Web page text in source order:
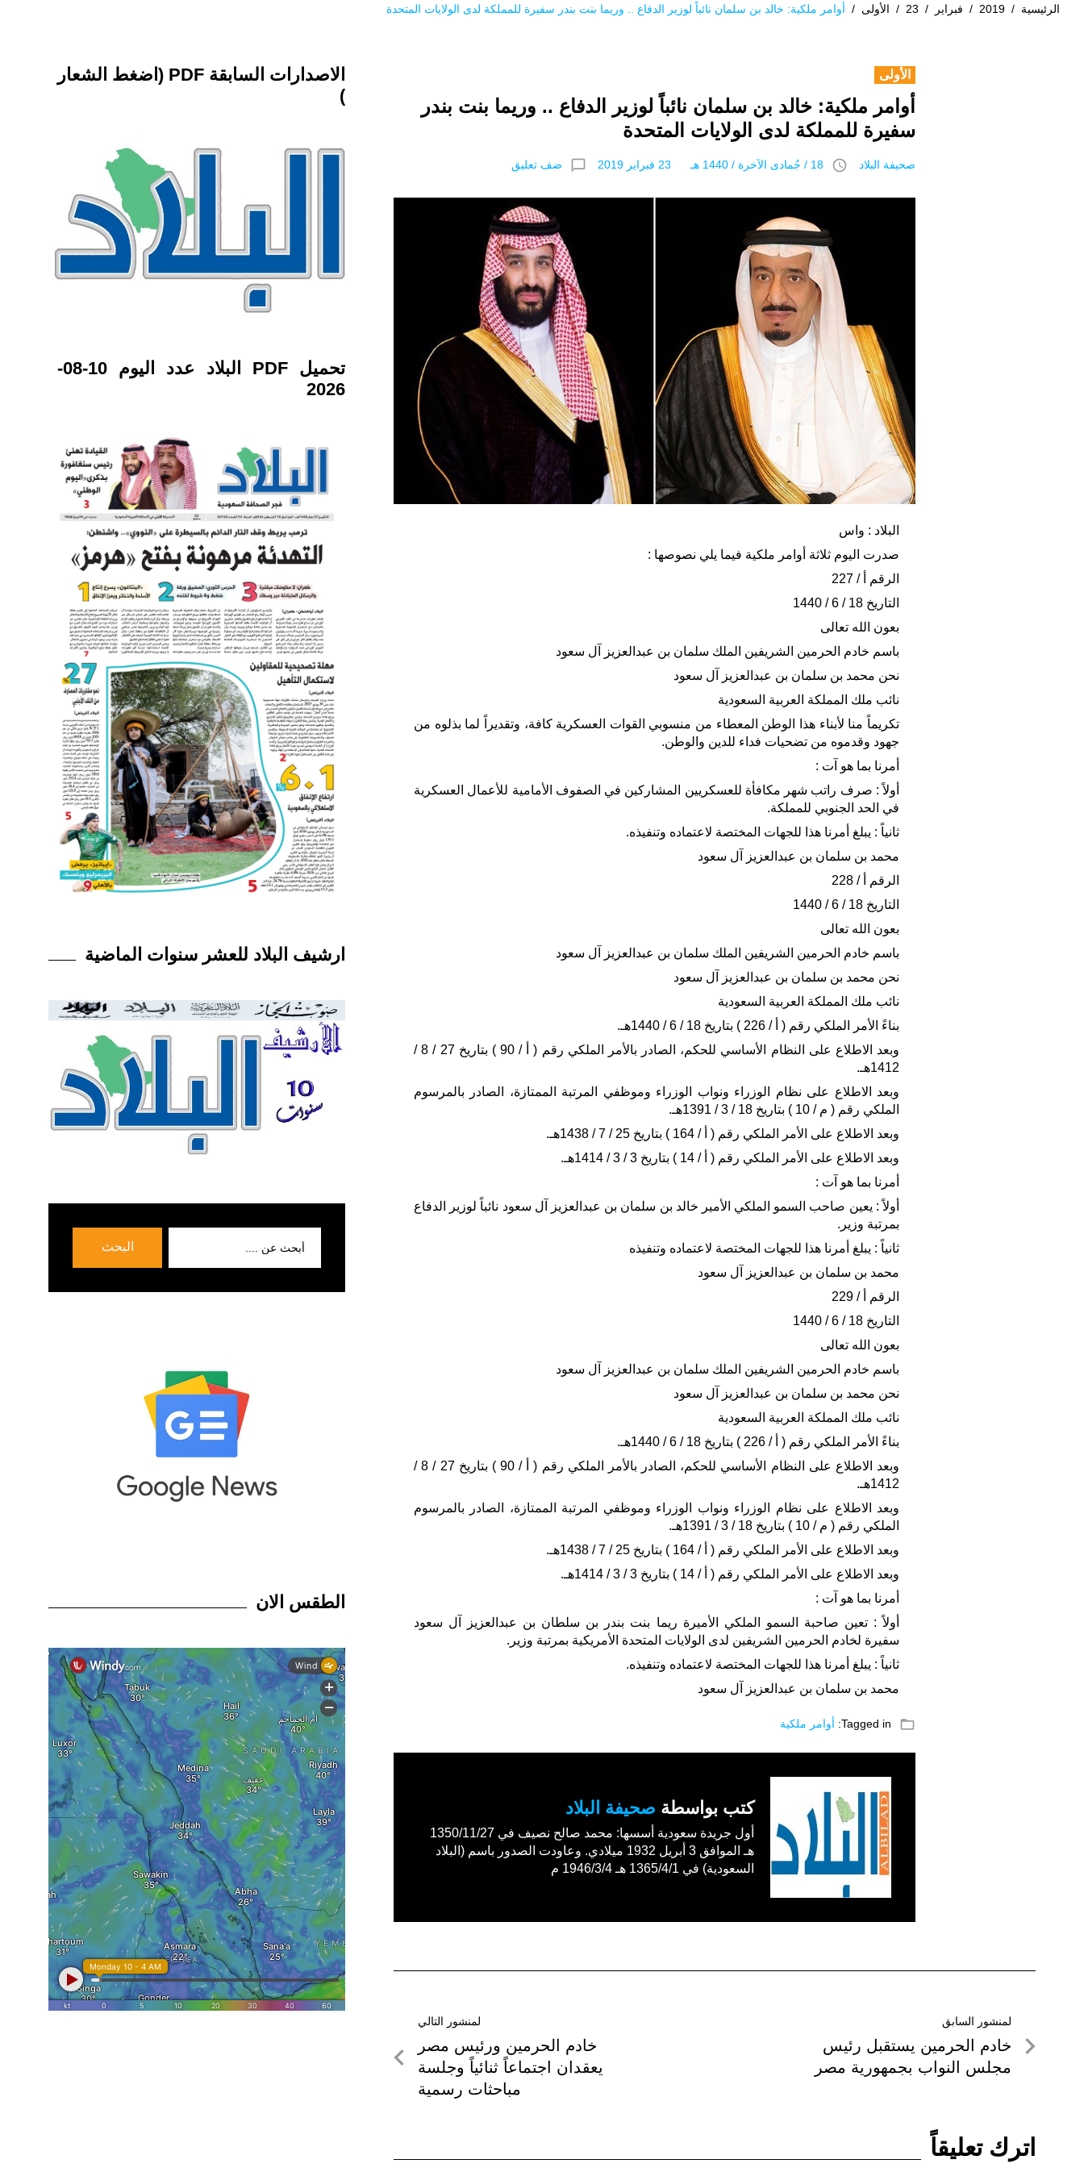
الرئيسية /
2019
/ فبراير /
23
/ الأولى / أوامر ملكية: خالد بن سلمان نائباً لوزير الدفاع .. وريما بنت بندر سفيرة للمملكة لدى الولايات المتحدة
الأولى
أوامر ملكية: خالد بن سلمان نائباً لوزير الدفاع .. وريما بنت بندر
سفيرة للمملكة لدى الولايات المتحدة
صحيفة البلاد access_time 18 / جُمادى اﻵخرة / 1440 هـ 23 فبراير 2019 chat_bubble_outline ضف تعليق
البلاد : واس
صدرت اليوم ثلاثة أوامر ملكية فيما يلي نصوصها :
الرقم أ / 227
التاريخ 18 / 6 / 1440
بعون الله تعالى
باسم خادم الحرمين الشريفين الملك سلمان بن عبدالعزيز آل سعود
نحن محمد بن سلمان بن عبدالعزيز آل سعود
نائب ملك المملكة العربية السعودية
تكريماً منا لأبناء هذا الوطن المعطاء من منسوبي القوات العسكرية كافة، وتقديراً لما بذلوه من
جهود وقدموه من تضحيات فداء للدين والوطن.
أمرنا بما هو آت :
أولاً : صرف راتب شهر مكافأة للعسكريين المشاركين في الصفوف الأمامية للأعمال العسكرية
في الحد الجنوبي للمملكة.
ثانياً : يبلغ أمرنا هذا للجهات المختصة لاعتماده وتنفيذه.
محمد بن سلمان بن عبدالعزيز آل سعود
الرقم أ / 228
التاريخ 18 / 6 / 1440
بعون الله تعالى
باسم خادم الحرمين الشريفين الملك سلمان بن عبدالعزيز آل سعود
نحن محمد بن سلمان بن عبدالعزيز آل سعود
نائب ملك المملكة العربية السعودية
بناءً الأمر الملكي رقم ( أ / 226 ) بتاريخ 18 / 6 / 1440هـ.
وبعد الاطلاع على النظام الأساسي للحكم، الصادر بالأمر الملكي رقم ( أ / 90 ) بتاريخ 27 / 8 /
1412هـ.
وبعد الاطلاع على نظام الوزراء ونواب الوزراء وموظفي المرتبة الممتازة، الصادر بالمرسوم
الملكي رقم ( م / 10 ) بتاريخ 18 / 3 / 1391هـ.
وبعد الاطلاع على الأمر الملكي رقم ( أ / 164 ) بتاريخ 25 / 7 / 1438هـ.
وبعد الاطلاع على الأمر الملكي رقم ( أ / 14 ) بتاريخ 3 / 3 / 1414هـ.
أمرنا بما هو آت :
أولاً : يعين صاحب السمو الملكي الأمير خالد بن سلمان بن عبدالعزيز آل سعود نائباً لوزير الدفاع
بمرتبة وزير.
ثانياً : يبلغ أمرنا هذا للجهات المختصة لاعتماده وتنفيذه
محمد بن سلمان بن عبدالعزيز آل سعود
الرقم أ / 229
التاريخ 18 / 6 / 1440
بعون الله تعالى
باسم خادم الحرمين الشريفين الملك سلمان بن عبدالعزيز آل سعود
نحن محمد بن سلمان بن عبدالعزيز آل سعود
نائب ملك المملكة العربية السعودية
بناءً الأمر الملكي رقم ( أ / 226 ) بتاريخ 18 / 6 / 1440هـ.
وبعد الاطلاع على النظام الأساسي للحكم، الصادر بالأمر الملكي رقم ( أ / 90 ) بتاريخ 27 / 8 /
1412هـ.
وبعد الاطلاع على نظام الوزراء ونواب الوزراء وموظفي المرتبة الممتازة، الصادر بالمرسوم
الملكي رقم ( م / 10 ) بتاريخ 18 / 3 / 1391هـ.
وبعد الاطلاع على الأمر الملكي رقم ( أ / 164 ) بتاريخ 25 / 7 / 1438هـ.
وبعد الاطلاع على الأمر الملكي رقم ( أ / 14 ) بتاريخ 3 / 3 / 1414هـ.
أمرنا بما هو آت :
أولاً : تعين صاحبة السمو الملكي الأميرة ريما بنت بندر بن سلطان بن عبدالعزيز آل سعود
سفيرة لخادم الحرمين الشريفين لدى الولايات المتحدة الأمريكية بمرتبة وزير.
ثانياً : يبلغ أمرنا هذا للجهات المختصة لاعتماده وتنفيذه.
محمد بن سلمان بن عبدالعزيز آل سعود
folder_open
Tagged in: أوامر ملكية
كتب بواسطة صحيفة البلاد
أول جريدة سعودية أسسها: محمد صالح نصيف في 1350/11/27
هـ الموافق 3 أبريل 1932 ميلادي. وعاودت الصدور باسم (البلاد
السعودية) في 1365/4/1 هـ 1946/3/4 م
تصفّح
المقالات
لمنشور السابق
لمنشور
السابق
خادم الحرمين يستقبل رئيس
مجلس النواب بجمهورية مصر
لمنشور التالي
لمنشور
التالي
خادم الحرمين ورئيس مصر
يعقدان اجتماعاً ثنائياً وجلسة
مباحثات رسمية
اترك تعليقاً
الاصدارات السابقة PDF (اضغط الشعار
)
تحميل PDF البلاد عدد اليوم 10-08-
2026
ارشيف البلاد للعشر سنوات الماضية
البحث
الطقس الان